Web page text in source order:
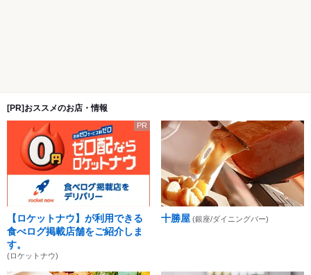
[PR]おススメのお店・情報
PR
【ロケットナウ】が利用できる
食べログ掲載店舗をご紹介しま
す。
(ロケットナウ)
十勝屋 (銀座/ダイニングバー)